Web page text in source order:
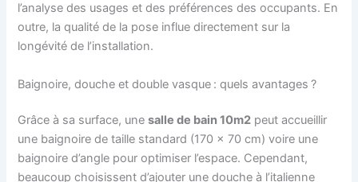
l’analyse des usages et des préférences des occupants. En
outre, la qualité de la pose influe directement sur la
longévité de l’installation.
Baignoire, douche et double vasque : quels avantages ?
Grâce à sa surface, unesalle de bain 10m2 peut accueillir
une baignoire de taille standard (170 x 70 cm) voire une
baignoire d’angle pour optimiser l’espace. Cependant,
beaucoup choisissent d’ajouter une douche à l’italienne